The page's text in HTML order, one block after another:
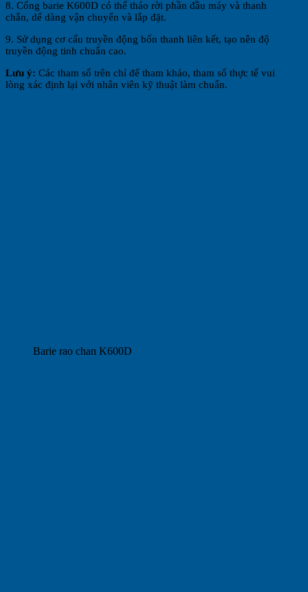
8. Cổng barie K600D có thể tháo rời phần đầu máy và thanh
chắn, dể dàng vận chuyển và lắp đặt.
9. Sử dụng cơ cấu truyền động bốn thanh liên kết, tạo nên độ
truyền động tinh chuẩn cao.
Lưu ý: Các tham số trên chỉ để tham khảo, tham số thực tế vui
lòng xác định lại với nhân viên kỹ thuật làm chuẩn.
Barie rao chan K600D